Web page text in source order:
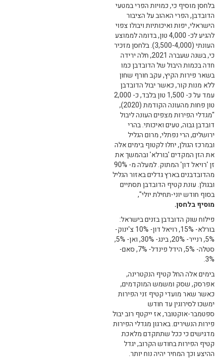
בלחסן מוסיף כי, כמויות הפרי במטעי
הדובדבן, הפרי האהוב על הציבור
הישראלי, יפות ואיכותיות ויבולו צפוי
להגיע לכ- 4,000 טון, בדומה לממוצע
העונתי (3,500-4,000). בלחסן מזכיר
כי, בשנה שעברה 2021, חלה ירידה
חדה בכמות היבול של הדובדבן כמו
בשאר פירות הקיץ, עקב חורף שחון
ללא מנות קור, כאשר יבול הדובדבן
עמד על כ- 1,500 טון בלבד, כ- 2,000
טון פחות מהעונה הקודמת (2020),
"מגדלי הפירות מצפים העונה ליבול
דובדבן גבוה, טעים ואיכותי. בהרי
ירושלים, הרי נפתלי, מרום הגליל
ובמרכז הגולן, יחלו לקטוף בימים אלה
את הזן המקדים 'בורלא' ובהמשך את
זן 'רויאל דון' המתוק. למעלה מ- 90%
מהדובדבנים בארץ גדלים באזור הגליל
ובגולן. עונת קטיף הדובדבן תסתיים
בסוף חודש יוני-תחילת יולי",
מוסיף בלחסן.
פילוח שוק הדובדבן בזנים בישראל:
בורלא- 15%, רויאל דון- 10% צ'ינוק-
5%, רנייר- 20%, בינג- 30%, ואן- 5%,
סטלה- 5%, הידל פינדל- 7%, סאם-
3%.
בימים אלה החל קטיף הנקטרינה,
אפרסק, שסק ומשמש המוקדמים,
כאשר שאר מועדי קטיף זני הפירות
ימשכו לסירוגין עד חודש
ספטמבר-אוקטובר, אז ייקטף רוב יבול
פירות הנשירים. בארגון מגדלי הפירות
מדגישים כי ככל שתתקדם מלאכת
קטיף הפירות בחודש הקרוב, יגדל
ההיצע וכך המחיר יהיה נוח יותר.